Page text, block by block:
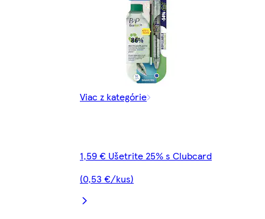
Viac z kategórie
1,59 € Ušetrite 25% s Clubcard
(0,53 €/kus)